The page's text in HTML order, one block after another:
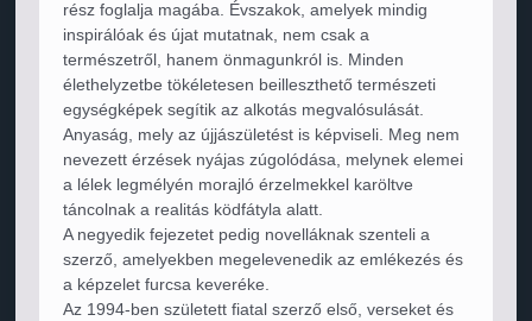
rész foglalja magába. Évszakok, amelyek mindig
inspirálóak és újat mutatnak, nem csak a
természetről, hanem önmagunkról is. Minden
élethelyzetbe tökéletesen beilleszthető természeti
egységképek segítik az alkotás megvalósulását.
Anyaság, mely az újjászületést is képviseli. Meg nem
nevezett érzések nyájas zúgolódása, melynek elemei
a lélek legmélyén morajló érzelmekkel karöltve
táncolnak a realitás ködfátyla alatt.
A negyedik fejezetet pedig novelláknak szenteli a
szerző, amelyekben megelevenedik az emlékezés és
a képzelet furcsa keveréke.
Az 1994-ben született fiatal szerző első, verseket és